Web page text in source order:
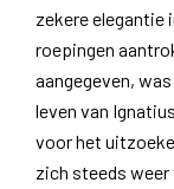
zekere elegantie
roepingen
aangegeven,
leven van
voor het
zich steeds weer